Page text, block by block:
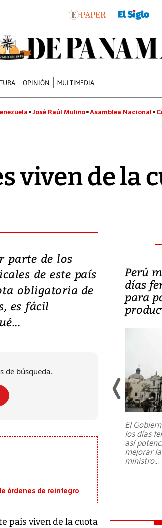
OPINIÓN MULTIMEDIA
José Raúl Mulino Asamblea Nacional
viven de la
parte de los
de este país
obligatoria de
es fácil
de búsqueda.
órdenes de reintegro
país viven de la cuota
Lula lanza su
con
de inversión
educación y
y escuetas
Perú
días
para
El
los días
así
mejorar
ministro...